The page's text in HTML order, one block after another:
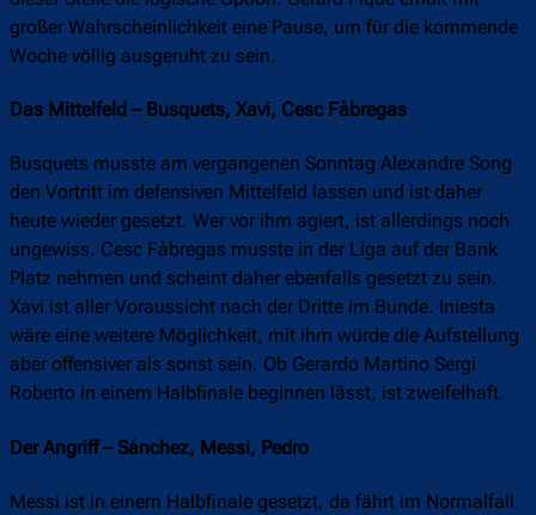
großer Wahrscheinlichkeit eine Pause, um für die kommende
Woche völlig ausgeruht zu sein.
Das Mittelfeld – Busquets, Xavi, Cesc Fàbregas
Busquets musste am vergangenen Sonntag Alexandre Song
den Vortritt im defensiven Mittelfeld lassen und ist daher
heute wieder gesetzt. Wer vor ihm agiert, ist allerdings noch
ungewiss. Cesc Fàbregas musste in der Liga auf der Bank
Platz nehmen und scheint daher ebenfalls gesetzt zu sein.
Xavi ist aller Voraussicht nach der Dritte im Bunde. Iniesta
wäre eine weitere Möglichkeit, mit ihm würde die Aufstellung
aber offensiver als sonst sein. Ob Gerardo Martino Sergi
Roberto in einem Halbfinale beginnen lässt, ist zweifelhaft.
Der Angriff – Sánchez, Messi, Pedro
Messi ist in einem Halbfinale gesetzt, da fährt im Normalfall